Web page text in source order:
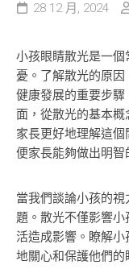
28 12 月, 2024
小孩眼睛散光是一
憂。了解散光的原
健康發展的重要步
面，從散光的基本
家長更好地理解這
便家長能夠做出明智
當我們談論小孩的
題。散光不僅影響
活造成影響。瞭解
地關心和保護他們的